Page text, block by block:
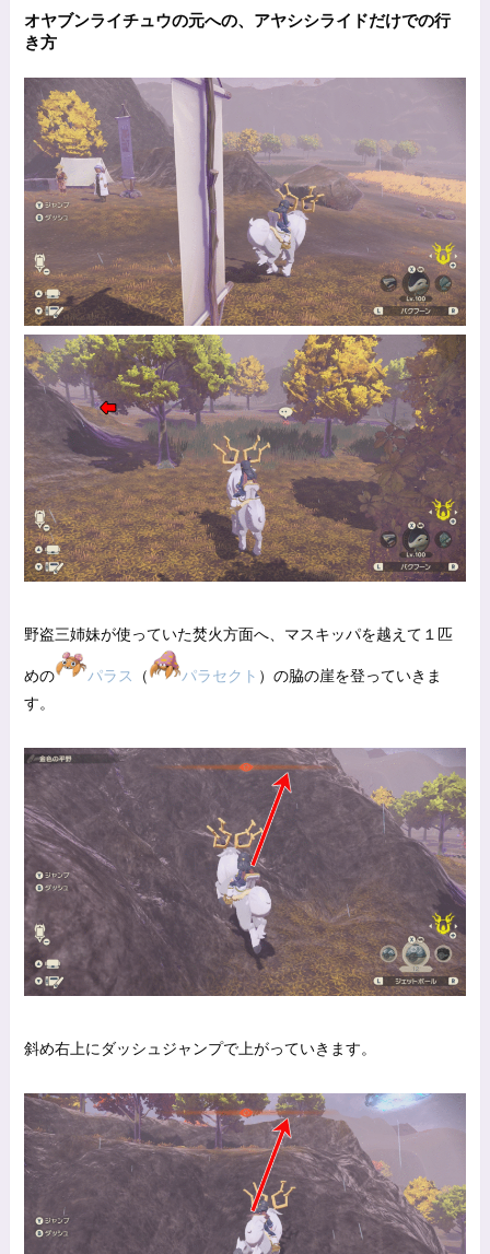
オヤブンライチュウの元への、アヤシシライドだけでの行
き方
野盗三姉妹が使っていた焚火方面へ、マスキッパを越えて１匹
めの パラス （ パラセクト ）の脇の崖を登っていきま
す。
斜め右上にダッシュジャンプで上がっていきます。